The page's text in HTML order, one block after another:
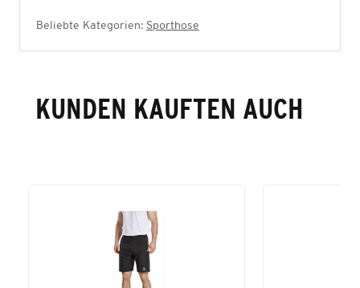
Beliebte Kategorien: Sporthose
KUNDEN KAUFTEN AUCH